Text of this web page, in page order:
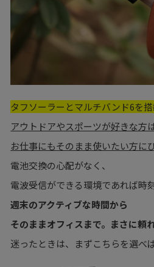
タフソーラーとマルチバンド6を搭
アウトドアやスポーツが好きな方
お仕事にもそのまま使いたい方に
電池交換の心配がなく、
電波受信ができる環境であれば時
週末のアクティブな時間から
そのままオフィスまで。まさに頼
迷ったときは、まずこちらを選べ